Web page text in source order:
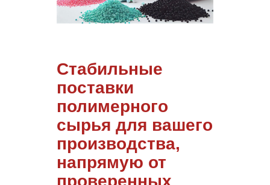
Стабильные
поставки
полимерного
сырья для вашего
производства,
напрямую от
проверенных